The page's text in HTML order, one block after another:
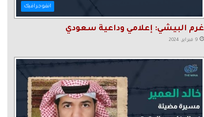
انفوجرافيك
غرم البيشي: إعلامي وداعية سعودي
9 فبراير، 2024